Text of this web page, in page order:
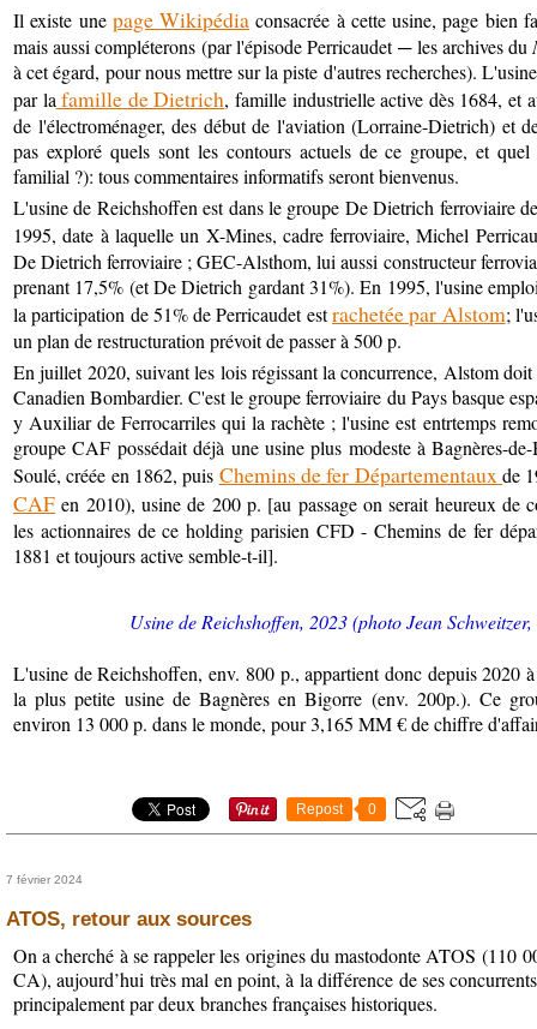
Il existe une page Wikipédia consacrée à cette usine, page bien
mais aussi compléterons (par l'épisode Perricaudet─ les archives du
à cet égard, pour nous mettre sur la piste d'autres recherches).
par lafamille de Dietrich, famille industrielle active dès 1684, et
de l'électroménager, des début de l'aviation (Lorraine-Dietrich) et
pas exploré quels sont les contours actuels de ce groupe, et
familial ?): tous commentaires informatifs seront bienvenus.
L'usine de Reichshoffen est dans le groupe De Dietrich ferroviaire
1995, date à laquelle un X-Mines, cadre ferroviaire, Michel
De Dietrich ferroviaire ; GEC-Alsthom, lui aussi constructeur
prenant 17,5% (et De Dietrich gardant 31%). En 1995, l'usine
la participation de 51% de Perricaudet estrachetée par Alstom;
un plan de restructuration prévoit de passer à 500 p.
En juillet 2020, suivant les lois régissant la concurrence, Alstom doit
Canadien Bombardier. C'est le groupe ferroviaire du Pays basque
y Auxiliar de Ferrocarriles qui la rachète ; l'usine est entrtemps
groupe CAF possédait déjà une usine plus modeste à Bagnères-
Soulé, créée en 1862, puis Chemins de fer Départementauxde
CAF en 2010), usine de 200 p. [au passage on serait heureux de
les actionnaires de ce holding parisien CFD - Chemins de fer
1881 et toujours active semble-t-il].
Usine de Reichshoffen, 2023 (photo Jean
L'usine de Reichshoffen, env. 800 p., appartient donc depuis 2020
la plus petite usine de Bagnères en Bigorre (env. 200p.). Ce
environ 13 000 p. dans le monde, pour 3,165 MM € de chiffre
Repost 0
7 février 2024
ATOS, retour aux sources
On a cherché à se rappeler les origines du mastodonte ATOS (110
CA), aujourd’hui très mal en point, à la différence de ses
principalement par deux branches françaises historiques.